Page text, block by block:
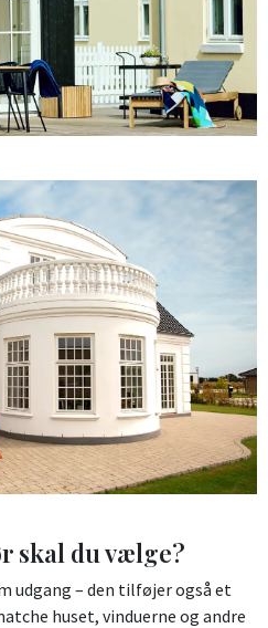
skal du vælge?
udgang – den tilføjer også et
huset, vinduerne og andre